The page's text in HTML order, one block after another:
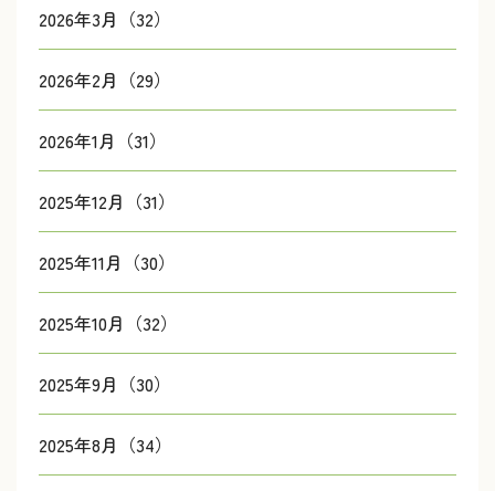
2026年3月（32）
2026年2月（29）
2026年1月（31）
2025年12月（31）
2025年11月（30）
2025年10月（32）
2025年9月（30）
2025年8月（34）